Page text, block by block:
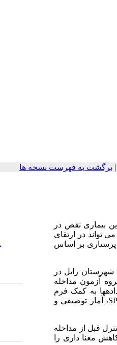
| برگشت به فهرست نسخه ها
بیماری نقص در
تواند در ارتقای
پرستاری بر اساس
کلنیک دیابت شهرستان زابل در
(23­نفر) و کنترل (25 نفر) تخصیص یافتند. گروه آزمون مداخله
مقایسه شدند. داده­ها به کمک فرم
، آمار توصیفی و
قبل از مداخله
معنا داری را